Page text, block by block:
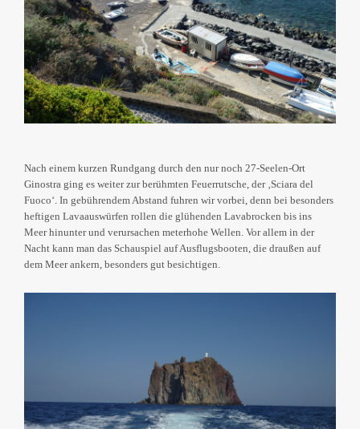
Nach einem kurzen Rundgang durch den nur noch 27-Seelen-Ort
Ginostra ging es weiter zur berühmten Feuerrutsche, der ‚Sciara del
Fuoco‘. In gebührendem Abstand fuhren wir vorbei, denn bei besonders
heftigen Lavaauswürfen rollen die glühenden Lavabrocken bis ins
Meer hinunter und verursachen meterhohe Wellen. Vor allem in der
Nacht kann man das Schauspiel auf Ausflugsbooten, die draußen auf
dem Meer ankern, besonders gut besichtigen.